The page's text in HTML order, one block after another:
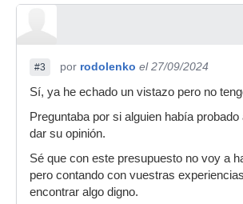
#3 por rodolenko el 27/09/2024
Sí, ya he echado un vistazo pero no
Preguntaba por si alguien había
dar su opinión.
Sé que con este presupuesto no voy a
pero contando con vuestras
encontrar algo digno.